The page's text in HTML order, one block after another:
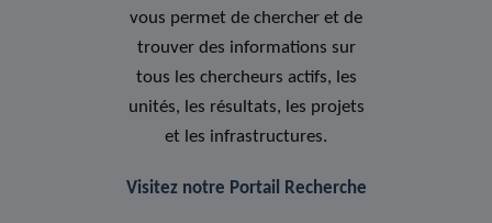
vous permet de chercher et de
trouver des informations sur
tous les chercheurs actifs, les
unités, les résultats, les projets
et les infrastructures.
Visitez notre Portail Recherche